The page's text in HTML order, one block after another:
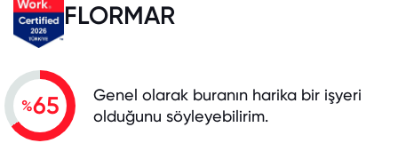
FLORMAR
%65
Genel olarak buranın harika bir işyeri
olduğunu söyleyebilirim.